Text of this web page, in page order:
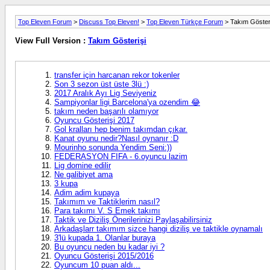
Top Eleven Forum > Discuss Top Eleven! > Top Eleven Türkçe Forum > Takım
View Full Version : Takım Gösterişi
transfer için harcanan rekor tokenler
Son 3 sezon üst üste 3lü :)
2017 Aralık Ayı Lig Seviyeniz
Sampiyonlar ligi Barcelona'ya ozendim 😂
takım neden başarılı olamıyor
Oyuncu Gösterişi 2017
Gol kralları hep benim takımdan çıkar.
Kanat oyunu nedir?Nasıl oynanır :D
Mourinho sonunda Yendim Seni:))
FEDERASYON FIFA - 6.oyuncu lazim
Lig domine edilir
Ne galibiyet ama
3 kupa
Adim adim kupaya
Takımım ve Taktiklerim nasıl?
Para takımı V. S Emek takımı
Taktik ve Diziliş Önerilerinizi Paylaşabilirsiniz
Arkadaşlarr takımım sizce hangi diziliş ve taktikle oynamalı
3'lü kupada 1. Olanlar buraya
Bu oyuncu neden bu kadar iyi ?
Oyuncu Gösterişi 2015/2016
Oyuncum 10 puan aldı...